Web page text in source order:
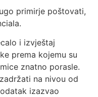
primirje poštovati,
i izvještaj
prema kojemu su
znatno porasle.
na nivou od
izazvao